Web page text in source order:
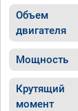
Объем
двигателя
Мощность
Крутящий
момент